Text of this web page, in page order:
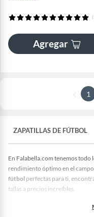
Agregar
1
ZAPATILLAS DE FÚTBOL
En Falabella.com tenemos todo
rendimiento óptimo en el
fútbol perfectas para ti,
tallas a precios increíbles.
En nuestro catálogo encontrarás